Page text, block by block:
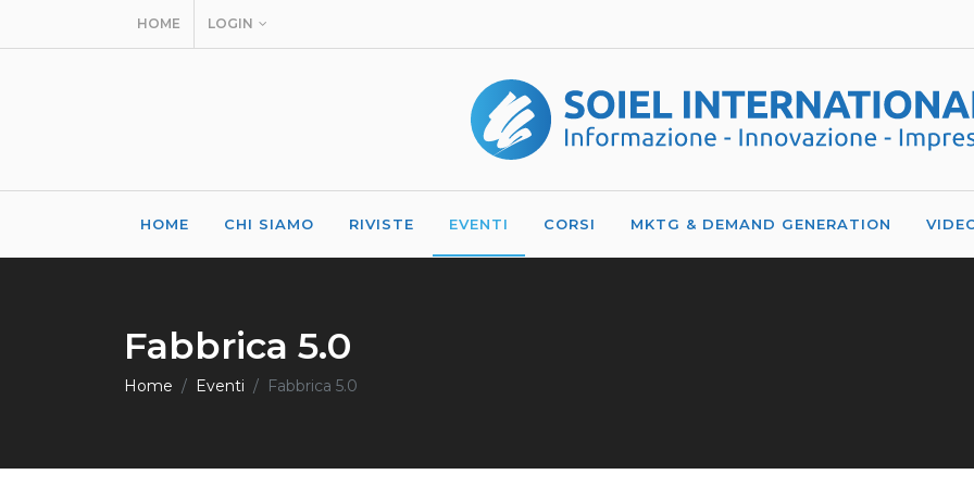
HOME LOGIN
HOME CHI SIAMO RIVISTE EVENTI CORSI MKTG & DEMAND GENERATION
Fabbrica 5.0
Home Eventi Fabbrica 5.0